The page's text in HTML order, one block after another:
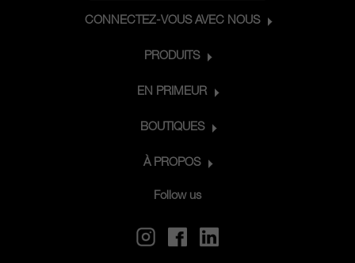
CONNECTEZ-VOUS AVEC NOUS
PRODUITS
EN PRIMEUR
BOUTIQUES
À PROPOS
Follow us